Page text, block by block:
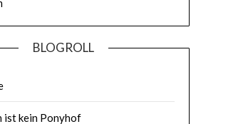
BLOGROLL
ist kein Ponyhof